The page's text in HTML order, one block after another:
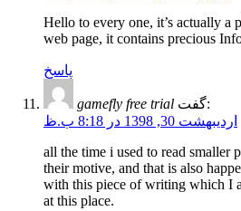
Hello to every one, it’s actually a
web page, it contains precious
پاسخ
gamefly free trial
گفت:
اردیبهشت 30, 1398 در 8:18 ب.ظ
all the time i used to read smaller
their motive, and that is also
with this piece of writing which I
at this place.